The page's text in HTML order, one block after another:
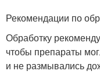
Рекомендации по
Обработку
чтобы препараты
и не размывались